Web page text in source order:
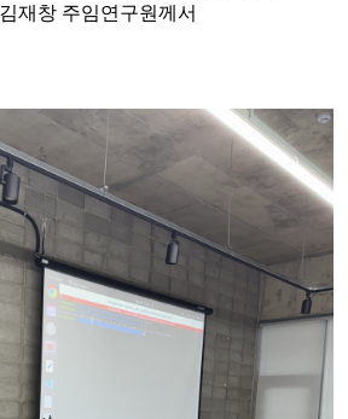
재창 주임연구원께서